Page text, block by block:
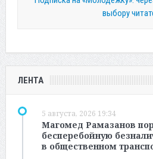
выбору
ЛЕНТА
5 августа, 2026 19:34
Магомед Рамазанов
бесперебойную
в общественном